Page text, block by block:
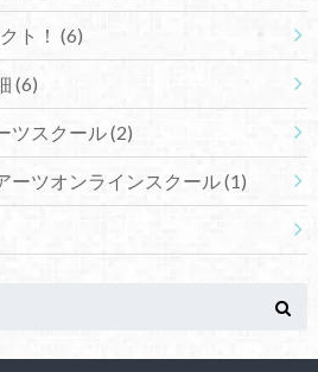
ト！ (6)
(6)
ツスクール(2)
ツオンラインスクール(1)